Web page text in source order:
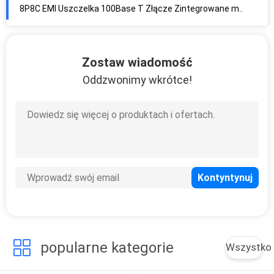
Zostaw wiadomość
Oddzwonimy wkrótce!
popularne kategorie Wszystko